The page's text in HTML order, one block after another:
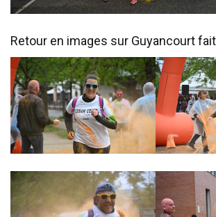
Retour en images sur Guyancourt